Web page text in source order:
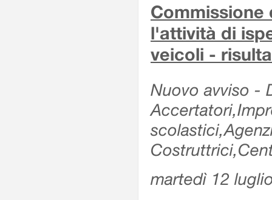
l'attività di
veicoli -
Nuovo avviso -
martedì 12